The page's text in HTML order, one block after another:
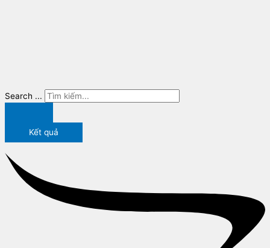
Search ...
Kết quả